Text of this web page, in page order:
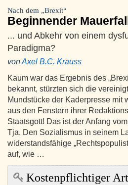
Nach dem „Brexit“
Beginnender
... und Abkehr von einem
Paradigma?
vonAxel B.C. Krauss
Kaum war das Ergebnis des
bekannt, stürzten sich die
Mundstücke der Kaderpresse mit
aus den Fenstern ihrer
Staatsgott! Das ist der Anfang
Tja. Den Sozialismus in seinem
widerstandsfähige
auf, wie …
Kostenpflichtiger